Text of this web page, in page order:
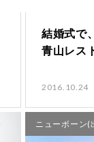
結婚式で
青山レス
2016.10.24
ニューボーン(